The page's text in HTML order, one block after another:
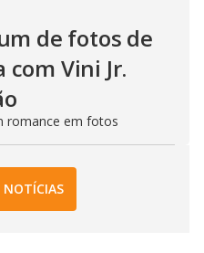
de fotos de
com Vini Jr.
romance em fotos
NOTÍCIAS